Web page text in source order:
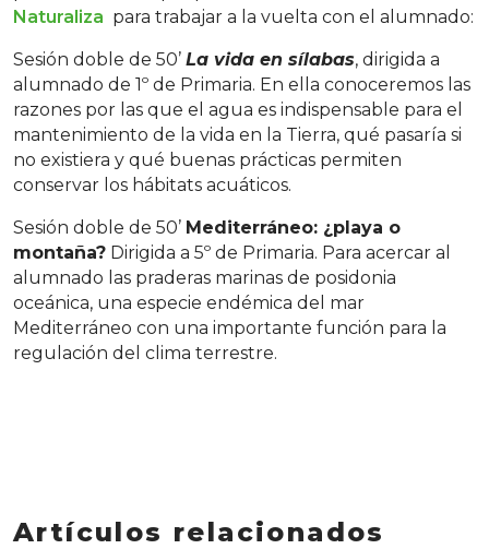
Naturaliza para trabajar a la vuelta con el alumnado:
Sesión doble de 50’ La vida en sílabas, dirigida a
alumnado de 1º de Primaria. En ella conoceremos las
razones por las que el agua es indispensable para el
mantenimiento de la vida en la Tierra, qué pasaría si
no existiera y qué buenas prácticas permiten
conservar los hábitats acuáticos.
Sesión doble de 50’ Mediterráneo: ¿playa o
montaña? Dirigida a 5º de Primaria. Para acercar al
alumnado las praderas marinas de posidonia
oceánica, una especie endémica del mar
Mediterráneo con una importante función para la
regulación del clima terrestre.
Artículos relacionados